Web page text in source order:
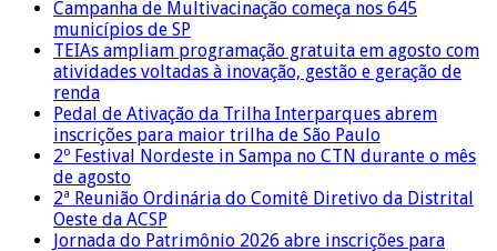
Campanha de Multivacinação começa nos 645
municípios de SP
TEIAs ampliam programação gratuita em agosto com
atividades voltadas à inovação, gestão e geração de
renda
Pedal de Ativação da Trilha Interparques abrem
inscrições para maior trilha de São Paulo
2º Festival Nordeste in Sampa no CTN durante o mês
de agosto
2ª Reunião Ordinária do Comitê Diretivo da Distrital
Oeste da ACSP
Jornada do Patrimônio 2026 abre inscrições para